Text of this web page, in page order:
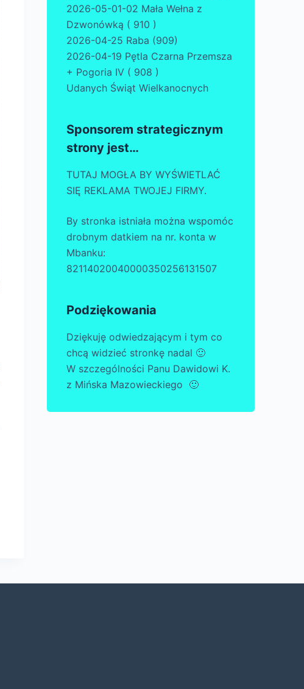
2026-05-01-02 Mała Wełna z
Dzwonówką ( 910 )
2026-04-25 Raba (909)
2026-04-19 Pętla Czarna Przemsza
+ Pogoria IV ( 908 )
Udanych Świąt Wielkanocnych
Sponsorem strategicznym
strony jest…
TUTAJ MOGŁA BY WYŚWIETLAĆ
SIĘ REKLAMA TWOJEJ FIRMY.
By stronka istniała można wspomóc
drobnym datkiem na nr. konta w
Mbanku:
82114020040000350256131507
Podziękowania
Dziękuję odwiedzającym i tym co
chcą widzieć stronkę nadal 🙂
W szczególności Panu Dawidowi K.
z Mińska Mazowieckiego 🙂